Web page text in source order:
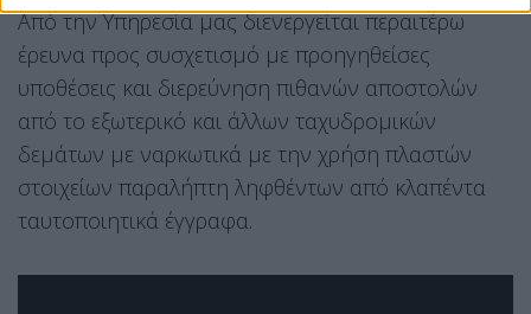
Από την Υπηρεσία μας διενεργείται περαιτέρω
έρευνα προς συσχετισμό με προηγηθείσες
υποθέσεις και διερεύνηση πιθανών αποστολών
από το εξωτερικό και άλλων ταχυδρομικών
δεμάτων με ναρκωτικά με την χρήση πλαστών
στοιχείων παραλήπτη ληφθέντων από κλαπέντα
ταυτοποιητικά έγγραφα.